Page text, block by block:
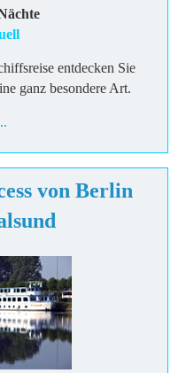
entdecken Sie
ganz besondere Art.
von Berlin